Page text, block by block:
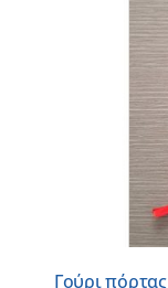
Γούρι